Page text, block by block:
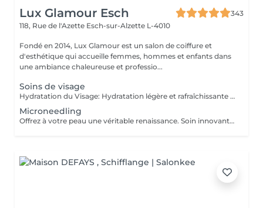
Lux Glamour Esch
343
118, Rue de l'Azette Esch-sur-Alzette L-4010
Fondé en 2014, Lux Glamour est un salon de coiffure et
d'esthétique qui accueille femmes, hommes et enfants dans
une ambiance chaleureuse et professio...
Soins de visage
Hydratation du Visage: Hydratation légère et rafraîchissante pour préparer la peau à d'autres soins. Idéal pour nourrir et maintenir la peau souple, confortable et éclatante, sans extraction de points noirs ou blancs. Parfait pour un entretien régulier et une peau prête à recevoir des traitements plus profonds. Soin Visage: Nettoyage complet avec extraction des impuretés (points noirs et blancs). Ce soin revitalise et purifie la peau, laissant le visage propre, lumineux et équilibré. Soin Visage Profond: Traitement intensif avec laser PDT pour améliorer la pénétration des produits et stimuler la régénération de la peau. Résultat rapide et visible, idéal pour les besoins spécifiques ou pour un soin profondément revitalisant. Chaque soin est précédé d'un diagnostic personnalisé avec recommandation de produits adaptés à votre peau.
Microneedling
Offrez à votre peau une véritable renaissance. Soin innovant utilisant de fines micro-aiguilles pour stimuler le collagène et le renouvellement de la peau. Il améliore la texture, ravive l'éclat du teint et aide à corriger les imperfections pour une peau visiblement plus belle et revitalisée.